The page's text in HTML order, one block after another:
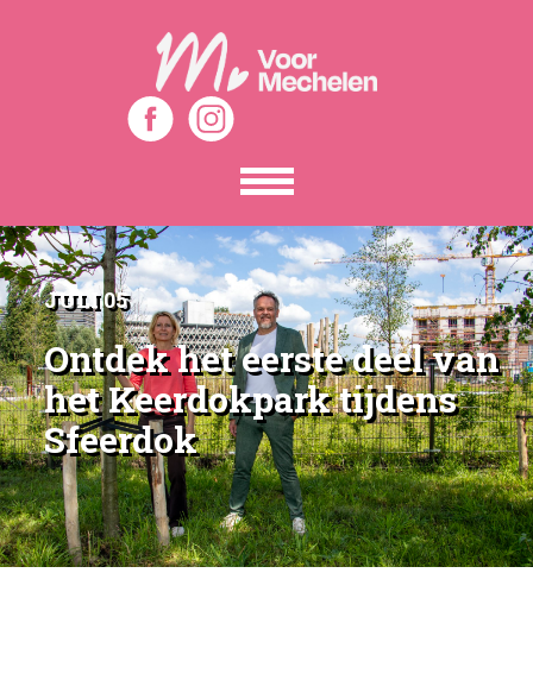
Toon
het
menu
JULI 05
Ontdek het eerste deel van
het Keerdokpark tijdens
Sfeerdok